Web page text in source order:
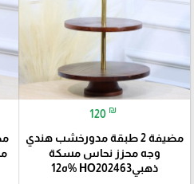
120 ₪
مضيفة 2 طبقة مدورخشب هندي
وجه محزز نحاس مسكة
ذهبيHO202463 %ه12